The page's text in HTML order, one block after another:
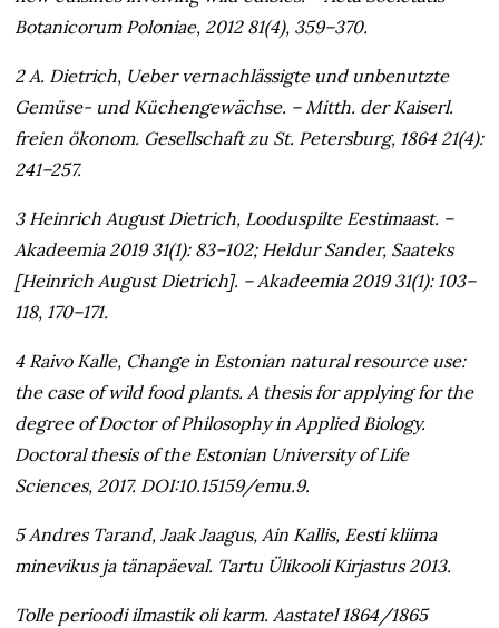
Botanicorum Poloniae, 2012 81(4), 359–370.
2 A. Dietrich, Ueber vernachlässigte und unbenutzte
Gemüse- und Küchengewächse. – Mitth. der Kaiserl.
freien ökonom. Gesellschaft zu St. Petersburg, 1864 21(4):
241–257.
3 Heinrich August Dietrich, Looduspilte Eestimaast. –
Akadeemia 2019 31(1): 83–102; Heldur Sander, Saateks
[Heinrich August Dietrich]. – Akadeemia 2019 31(1): 103–
118, 170–171.
4 Raivo Kalle, Change in Estonian natural resource use:
the case of wild food plants. A thesis for applying for the
degree of Doctor of Philosophy in Applied Biology.
Doctoral thesis of the Estonian University of Life
Sciences, 2017. DOI:10.15159/emu.9.
5 Andres Tarand, Jaak Jaagus, Ain Kallis, Eesti kliima
minevikus ja tänapäeval. Tartu Ülikooli Kirjastus 2013.
Tolle perioodi ilmastik oli karm. Aastatel 1864/1865